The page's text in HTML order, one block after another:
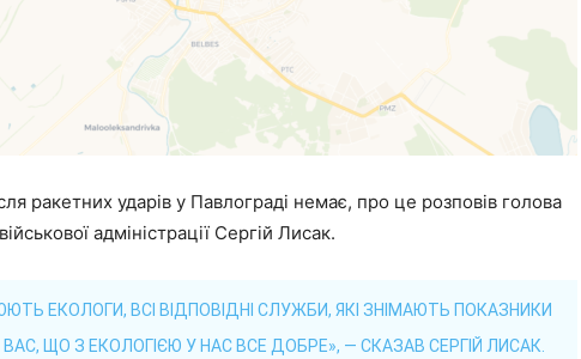
ракетних ударів у Павлограді немає, про це розповів голова
адміністрації Сергій Лисак.
ЕКОЛОГИ, ВСІ ВІДПОВІДНІ СЛУЖБИ, ЯКІ ЗНІМАЮТЬ ПОКАЗНИКИ
ВАС, ЩО З ЕКОЛОГІЄЮ У НАС ВСЕ ДОБРЕ», — СКАЗАВ СЕРГІЙ ЛИСАК.